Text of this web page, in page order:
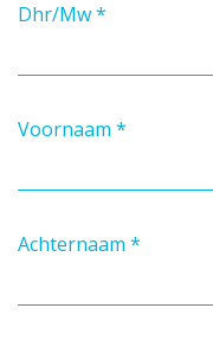
Dhr/Mw*
Voornaam *
Achternaam *